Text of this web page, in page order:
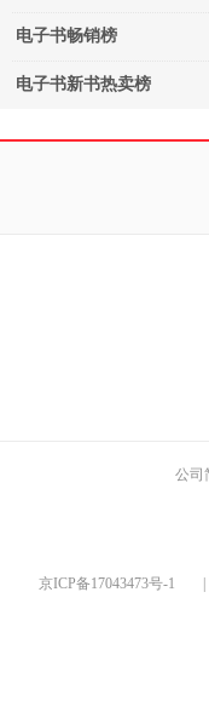
电子书畅销榜
电子书新书热卖榜
公司
京ICP备17043473号-1